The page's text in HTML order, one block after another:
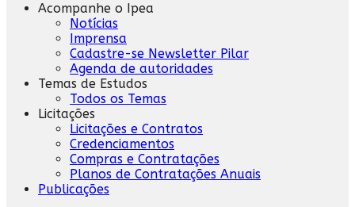
Acompanhe o Ipea
Notícias
Imprensa
Cadastre-se Newsletter Pilar
Agenda de autoridades
Temas de Estudos
Todos os Temas
Licitações
Licitações e Contratos
Credenciamentos
Compras e Contratações
Planos de Contratações Anuais
Publicações